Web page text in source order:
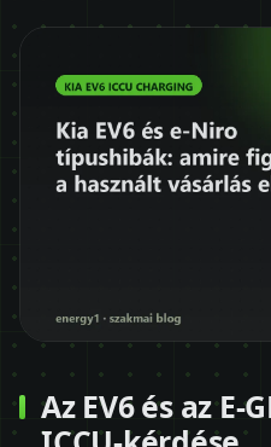
Az EV6 és az